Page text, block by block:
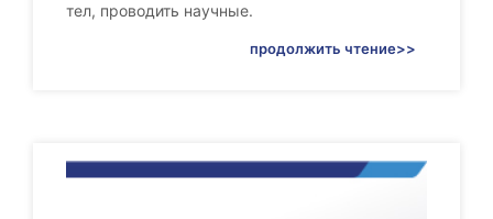
тел, проводить научные.
продолжить чтение>>